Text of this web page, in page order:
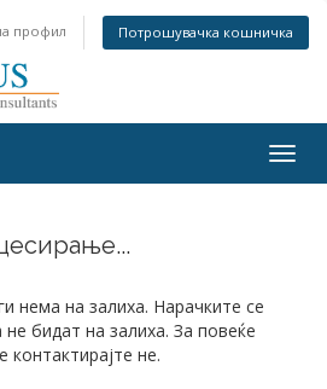
профил Потрошувачка кошничка
нема на залиха. Нарачките се
бидат на залиха. За повеќе
не.